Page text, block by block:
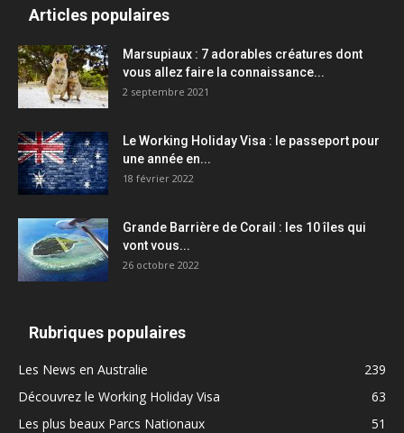
Articles populaires
Marsupiaux : 7 adorables créatures dont
vous allez faire la connaissance...
2 septembre 2021
Le Working Holiday Visa : le passeport pour
une année en...
18 février 2022
Grande Barrière de Corail : les 10 îles qui
vont vous...
26 octobre 2022
Rubriques populaires
Les News en Australie
239
Découvrez le Working Holiday Visa
63
Les plus beaux Parcs Nationaux
51